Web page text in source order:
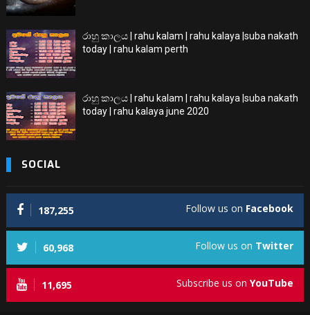
රාහු කාලය | rahu kalam | rahu kalaya |suba nakath
today | rahu kalam perth
රාහු කාලය | rahu kalam | rahu kalaya |suba nakath
today | rahu kalaya june 2020
SOCIAL
187,255 Follow us on Facebook
60,968 Follow us on Twitter
11,695 Subscribe us onYouTube